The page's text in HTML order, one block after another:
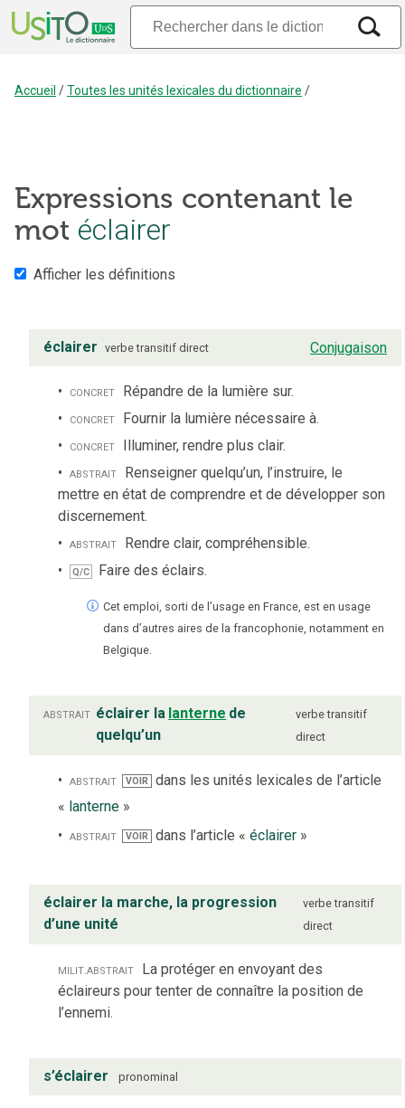
Accueil /Toutes les unités lexicales du dictionnaire /
Expressions contenant le
mot éclairer
Afficher les définitions
éclairer verbe transitif direct Conjugaison
concret Répandre de la lumière sur.
concret Fournir la lumière nécessaire à.
concret Illuminer, rendre plus clair.
abstrait Renseigner quelqu’un, l’instruire, le
mettre en état de comprendre et de développer son
discernement.
abstrait Rendre clair, compréhensible.
Q/C Faire des éclairs.
Cet emploi, sorti de l’usage en France, est en usage
dans d’autres aires de la francophonie, notamment en
Belgique.
abstrait éclairer la lanterne de
quelqu’un
verbe transitif
direct
abstrait VOIR dans les unités lexicales de l’article
« lanterne »
abstrait
VOIR dans l’article « éclairer»
éclairer la marche, la progression
d’une unité
verbe transitif
direct
milit.abstrait La protéger en envoyant des
éclaireurs pour tenter de connaître la position de
l’ennemi.
s’éclairer pronominal